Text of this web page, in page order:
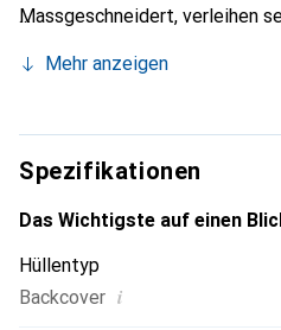
Massgeschneidert, verleihen
Accessoire Ihres
sichere Wahl für eine
Mehr anzeigen
Spezifikationen
Das Wichtigste auf einen
Hüllentyp
Backcover i